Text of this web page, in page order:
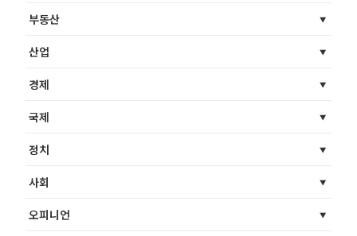
부동산
산업
경제
국제
정치
사회
오피니언